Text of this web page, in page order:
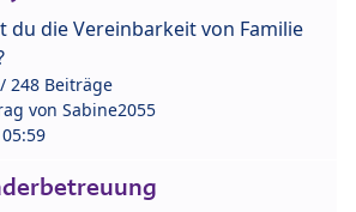
du die Vereinbarkeit von Familie
248 Beiträge
von Sabine2055